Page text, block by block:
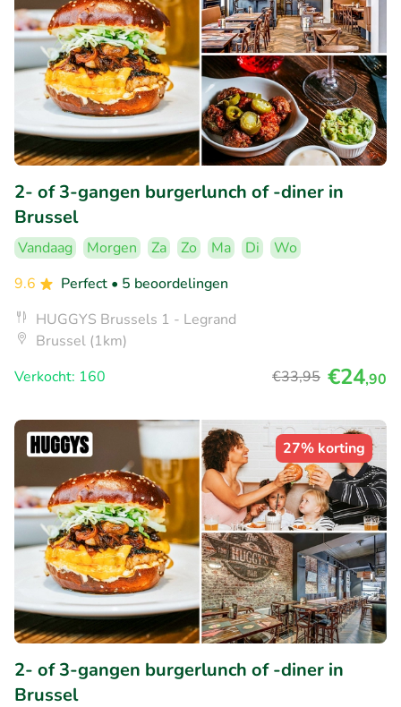
2- of 3-gangen burgerlunch of -diner in
Brussel
Vandaag Morgen Za Zo Ma Di
Wo
9.6
Perfect • 5 beoordelingen
HUGGYS Brussels 1 - Legrand
Brussel (1km)
Verkocht: 160
€33,95 €24,90
27% korting
2- of 3-gangen burgerlunch of -diner in
Brussel